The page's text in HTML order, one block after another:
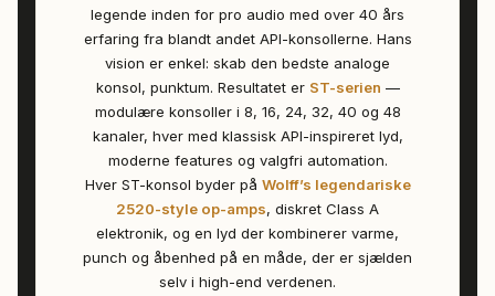
legende inden for pro audio med over 40 års
erfaring fra blandt andet API-konsollerne. Hans
vision er enkel: skab den bedste analoge
konsol, punktum. Resultatet er ST-serien —
modulære konsoller i 8, 16, 24, 32, 40 og 48
kanaler, hver med klassisk API-inspireret lyd,
moderne features og valgfri automation.
Hver ST-konsol byder på Wolff’s legendariske
2520-style op-amps, diskret Class A
elektronik, og en lyd der kombinerer varme,
punch og åbenhed på en måde, der er sjælden
selv i high-end verdenen.